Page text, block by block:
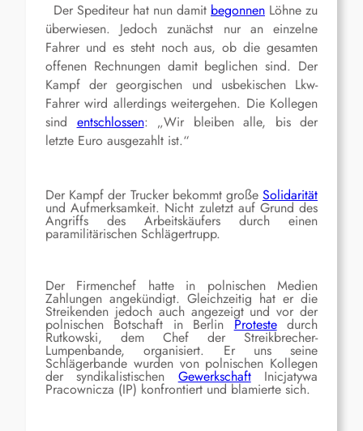
Der Spediteur hat nun damit begonnen Löhne zu
überwiesen. Jedoch zunächst nur an einzelne
Fahrer und es steht noch aus, ob die gesamten
offenen Rechnungen damit beglichen sind. Der
Kampf der georgischen und usbekischen Lkw-
Fahrer wird allerdings weitergehen. Die Kollegen
sind entschlossen: „Wir bleiben alle, bis der
letzte Euro ausgezahlt ist.“
Der Kampf der Trucker bekommt große Solidarität
und Aufmerksamkeit. Nicht zuletzt auf Grund des
Angriffs des Arbeitskäufers durch einen
paramilitärischen Schlägertrupp.
Der Firmenchef hatte in polnischen Medien
Zahlungen angekündigt. Gleichzeitig hat er die
Streikenden jedoch auch angezeigt und vor der
polnischen Botschaft in Berlin Protestedurch
Rutkowski, dem Chef der Streikbrecher-
Lumpenbande, organisiert. Er uns seine
Schlägerbande wurden von polnischen Kollegen
der syndikalistischen GewerkschaftInicjatywa
Pracownicza (IP) konfrontiert und blamierte sich.